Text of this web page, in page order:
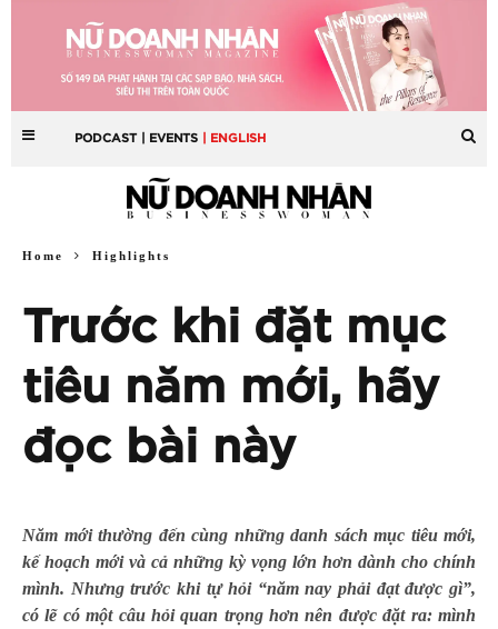
PODCAST | EVENTS | ENGLISH
Home Highlights
Trước khi đặt mục
tiêu năm mới, hãy
đọc bài này
Năm mới thường đến cùng những danh sách mục tiêu mới,
kế hoạch mới và cả những kỳ vọng lớn hơn dành cho chính
mình. Nhưng trước khi tự hỏi “năm nay phải đạt được gì”,
có lẽ có một câu hỏi quan trọng hơn nên được đặt ra: mình